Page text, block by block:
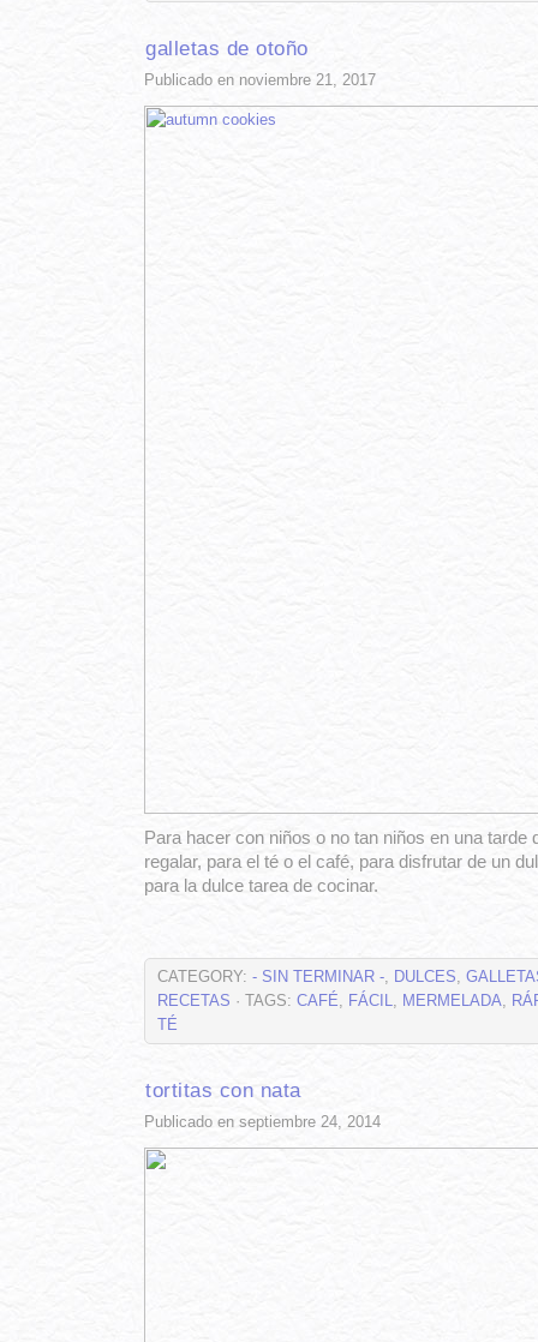
galletas de otoño
Publicado en noviembre 21, 2017
Para hacer con niños o no tan niños en una tarde
regalar, para el té o el café, para disfrutar de un
para la dulce tarea de cocinar.
CATEGORY: - SIN TERMINAR -, DULCES,
RECETAS · TAGS: CAFÉ, FÁCIL, MERMELADA,
TÉ
tortitas con nata
Publicado en septiembre 24, 2014